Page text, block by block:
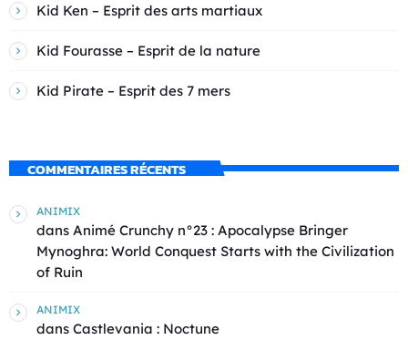
Kid Ken – Esprit des arts martiaux
Kid Fourasse – Esprit de la nature
Kid Pirate – Esprit des 7 mers
COMMENTAIRES RÉCENTS
ANIMIX
dans Animé Crunchy n°23 : Apocalypse Bringer
Mynoghra: World Conquest Starts with the Civilization
of Ruin
ANIMIX
dans Castlevania : Noctune